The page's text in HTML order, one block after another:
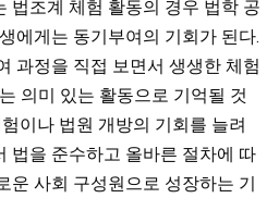
법조계 체험 활동의 경우 법학 공
에게는 동기부여의 기회가 된다.
과정을 직접 보면서 생생한 체험
의미 있는 활동으로 기억될 것
이나 법원 개방의 기회를 늘려
법을 준수하고 올바른 절차에 따
운 사회 구성원으로 성장하는 기